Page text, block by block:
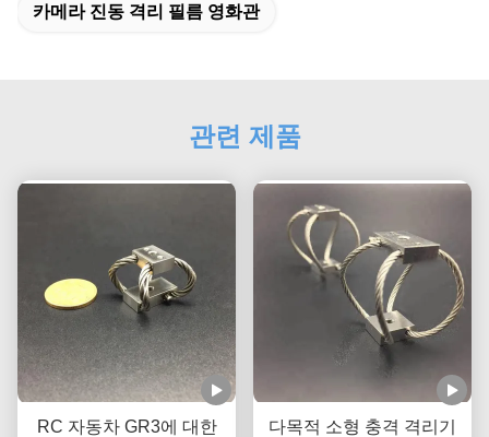
카메라 진동 격리 필름 영화관
관련 제품
RC 자동차 GR3에 대한
다목적 소형 충격 격리기